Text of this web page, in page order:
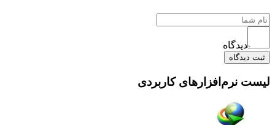
دیدگاه
ثبت دیدگاه
لیست نرم‌افزارهای کاربردی